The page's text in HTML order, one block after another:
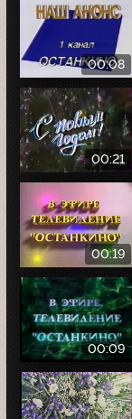
00:08
00:21
00:19
00:09